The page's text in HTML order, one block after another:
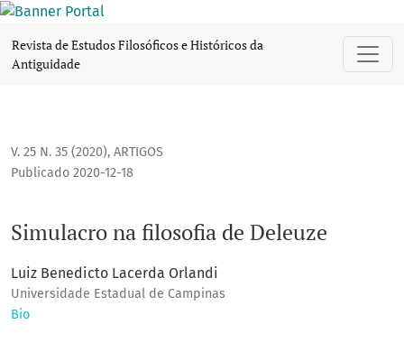
Revista de Estudos Filosóficos e Históricos da
Antiguidade
V. 25 N. 35 (2020), ARTIGOS
Simulacro na filosofia de Deleuze
Publicado 2020-12-18
Luiz Benedicto Lacerda Orlandi
Universidade Estadual de Campinas
Bio